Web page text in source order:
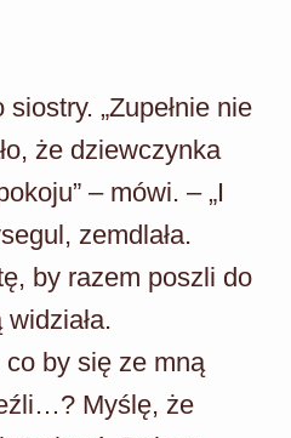
„Zupełnie nie
że dziewczynka
– mówi. – „I
zemdlała.
by razem poszli do
by się ze mną
Myślę, że